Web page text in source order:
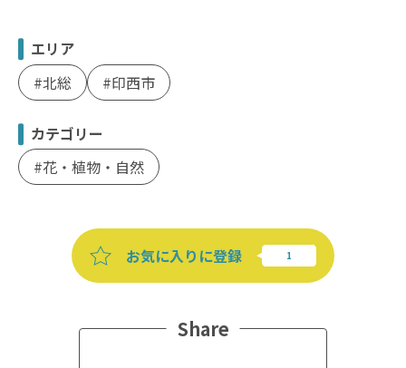
エリア
北総
印西市
カテゴリー
花・植物・自然
お気に入りに登録
Share